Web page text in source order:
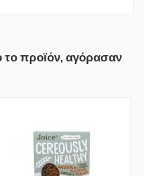
το προϊόν, αγόρασαν